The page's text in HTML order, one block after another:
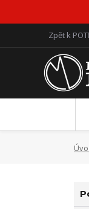
Zpět k